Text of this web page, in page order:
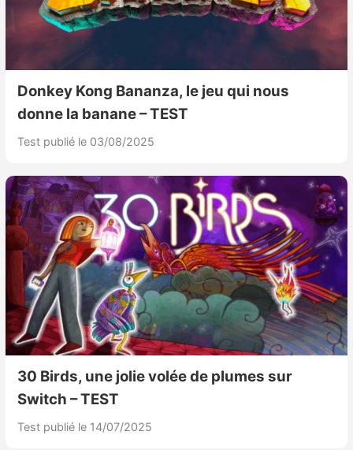
Donkey Kong Bananza, le jeu qui nous
donne la banane – TEST
Test publié le 03/08/2025
30 Birds, une jolie volée de plumes sur
Switch – TEST
Test publié le 14/07/2025